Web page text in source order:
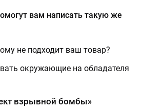
вам написать такую же
не подходит ваш товар?
окружающие на обладателя
взрывной бомбы»